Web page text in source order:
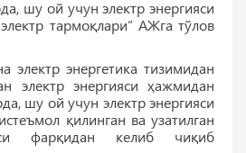
шу ой учун электр энергияси
тармоқлари” АЖга тўлов
электр энергетика тизимидан
электр энергияси ҳажмидан
шу ой учун электр энергияси
қилинган ва узатилган
фарқидан келиб чиқиб